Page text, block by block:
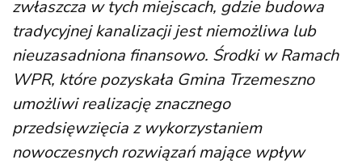
zwłaszcza w tych miejscach, gdzie budowa
tradycyjnej kanalizacji jest niemożliwa lub
nieuzasadniona finansowo. Środki w Ramach
WPR, które pozyskała Gmina Trzemeszno
umożliwi realizację znacznego
przedsięwzięcia z wykorzystaniem
nowoczesnych rozwiązań mające wpływ